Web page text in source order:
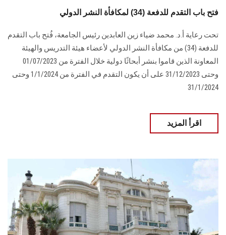
الزائـرون
سجل الان
فتح باب التقدم للدفعة (34) لمكافأة النشر الدولي
تحت رعاية أ.د. محمد ضياء زين العابدين رئيس الجامعة، فُتح باب التقدم
للدفعة (34) من ‏مكافأة النشر الدولي ‏لأعضاء هيئة التدريس والهيئة
المعاونة الذين قاموا بنشر أبحاثًا ‏دولية خلال الفترة من 01/07/2023
وحتى 31/12/2023 على أن يكون التقدم في الفترة ‏من 1/1/2024 وحتى
31/1/2024‏‎
اقرأ المزيد